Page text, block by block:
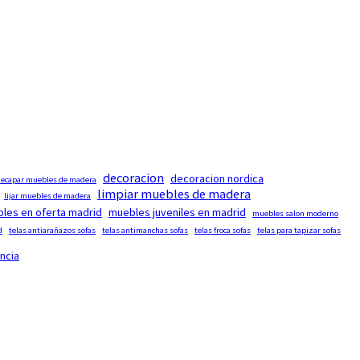
muebles de madera decoracion decoracion nordica
lijar muebles de madera
limpiar muebles de madera
en oferta madrid muebles juveniles en madrid
muebles salon moderno
telas antiarañazos sofas telas antimanchas sofas telas froca sofas telas para tapizar sofas